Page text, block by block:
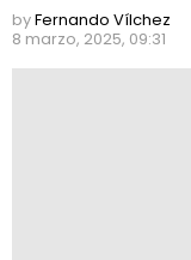
byFernando Vílchez
8 marzo, 2025, 09:31